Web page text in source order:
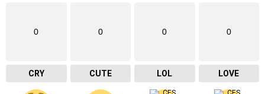
0
CRY
0
CUTE
0
LOL
0
LOVE